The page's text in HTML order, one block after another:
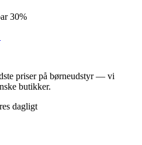
30%
priser på børneudstyr — vi
butikker.
dagligt